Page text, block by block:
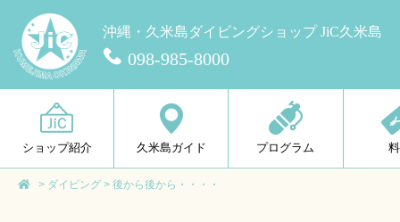
沖縄・久米島ダイビングショップ JiC久米島
098-985-8000
ショップ紹介 久米島ガイド プログラム
> ダイビング > 後から後から・・・・